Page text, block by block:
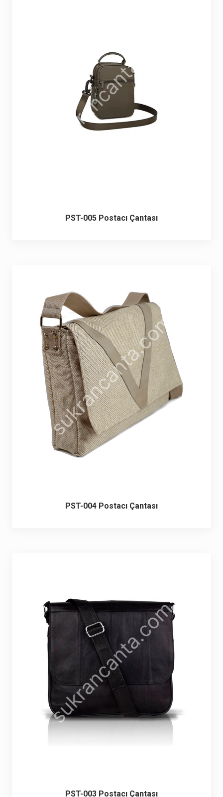
PST-005 Postacı Çantası
PST-004 Postacı Çantası
PST-003 Postacı Çantası